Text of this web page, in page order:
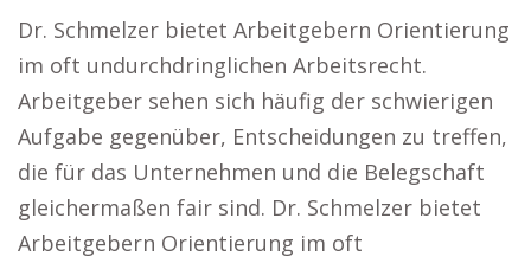
Dr. Schmelzer bietet Arbeitgebern Orientierung
im oft undurchdringlichen Arbeitsrecht.
Arbeitgeber sehen sich häufig der schwierigen
Aufgabe gegenüber, Entscheidungen zu treffen,
die für das Unternehmen und die Belegschaft
gleichermaßen fair sind. Dr. Schmelzer bietet
Arbeitgebern Orientierung im oft